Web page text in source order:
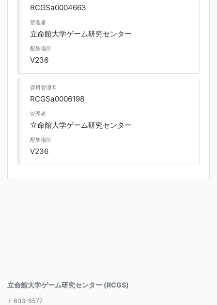
RCGSa0004663
管理者
立命館大学ゲーム研究センター
配架場所
V236
資料管理ID
RCGSa0006198
管理者
立命館大学ゲーム研究センター
配架場所
V236
立命館大学ゲーム研究センター (RCGS)
〒603-8577